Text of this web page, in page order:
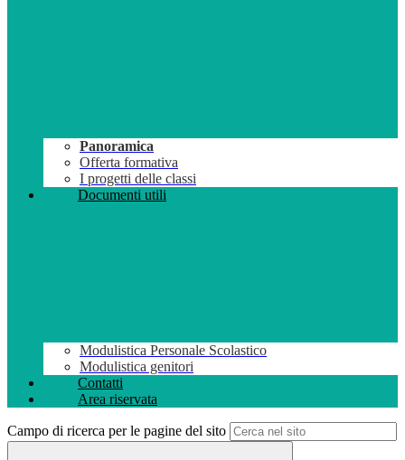
Panoramica
Offerta formativa
I progetti delle classi
Documenti utili
Modulistica Personale Scolastico
Modulistica genitori
Contatti
Area riservata
Campo di ricerca per le pagine del sito